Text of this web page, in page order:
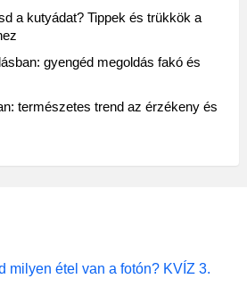
a kutyádat? Tippek és trükkök a
gyengéd megoldás fakó és
természetes trend az érzékeny és
milyen étel van a fotón? KVÍZ 3.